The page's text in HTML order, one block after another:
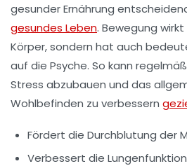
gesunder Ernährung
gesundes Leben. Bewegung
Körper, sondern hat auch
auf die Psyche. So kann
Stress abzubauen und das
Wohlbefinden zu verbessern
Fördert die Durchblutung der
Verbessert die Lungenfunktion